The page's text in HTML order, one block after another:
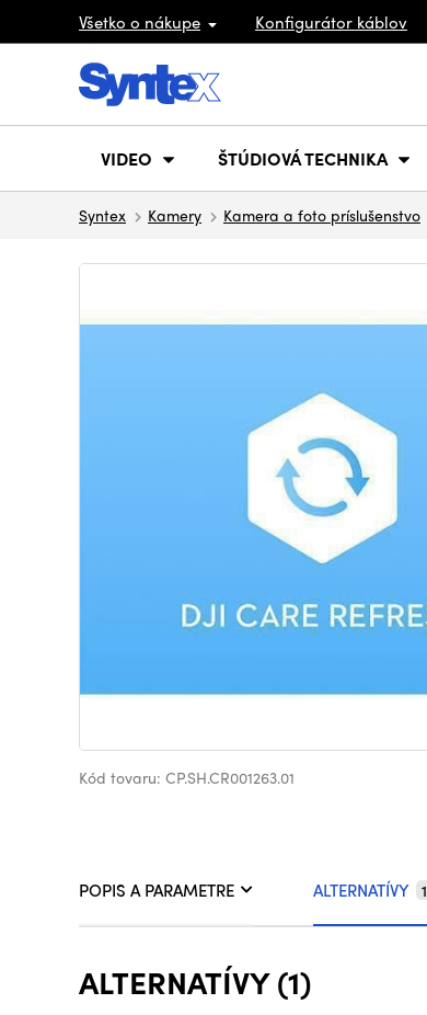
Všetko o nákupe Konfigurátor káblov
VIDEO ŠTÚDIOVÁ TECHNIKA
Syntex Kamery Kamera a foto príslušenstvo
Kód tovaru: CP.SH.CR001263.01
POPIS A PARAMETRE ALTERNATÍVY 1
ALTERNATÍVY (1)